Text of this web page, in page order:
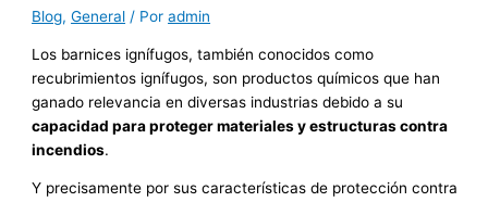
Blog,General / Poradmin
Los barnices ignífugos, también conocidos como
recubrimientos ignífugos, son productos químicos que han
ganado relevancia en diversas industrias debido a su
capacidad para proteger materiales y estructuras contra
incendios.
Y precisamente por sus características de protección contra